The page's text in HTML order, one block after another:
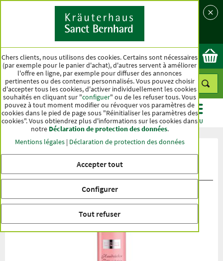
Pays
Ok
CATÉGORIES OFFRES BEST-SELLER MENU
Évaluation du produit Lotion soin du
dos des mains
Chers clients, nous utilisons des cookies. Certains sont nécessaires
(par exemple pour le panier d'achat), d'autres servent à améliorer
l'offre en ligne, par exemple pour diffuser des annonces
pertinentes ou des contenus personnalisés. Vous pouvez choisir
d'accepter tous les cookies, d'activer individuellement les cookies
souhaités en cliquant sur "configuer" ou de les refuser tous. Vous
pouvez à tout moment modifier ou révoquer vos paramètres de
cookies dans le pied de page sous "Réinitialiser les paramètres des
cookies". Vous obtiendrez plus d'informations sur les cookies dans
notre Déclaration de protection des données.
Mentions légales| Déclaration de protection des données
Accepter tout
Configurer
Tout refuser